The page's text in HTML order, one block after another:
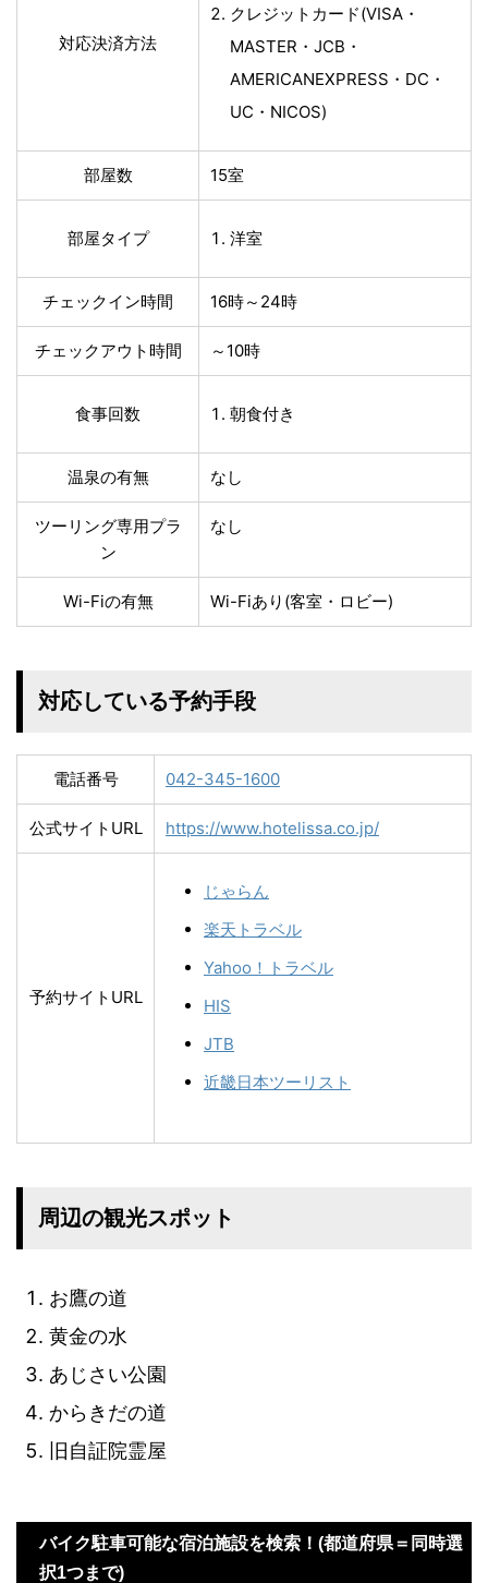
対応決済方法
クレジットカード(VISA・
MASTER・JCB・
AMERICANEXPRESS・DC・
UC・NICOS)
部屋数 15室
部屋タイプ 洋室
チェックイン時間 16時～24時
チェックアウト時間 ～10時
食事回数 朝食付き
温泉の有無 なし
ツーリング専用プラ
ン
なし
Wi-Fiの有無 Wi-Fiあり(客室・ロビー)
対応している予約手段
電話番号 042-345-1600
公式サイトURL https://www.hotelissa.co.jp/
予約サイトURL
じゃらん
楽天トラベル
Yahoo！トラベル
HIS
JTB
近畿日本ツーリスト
周辺の観光スポット
お鷹の道
黄金の水
あじさい公園
からきだの道
旧自証院霊屋
バイク駐車可能な宿泊施設を検索！(都道府県＝同時選
択1つまで)